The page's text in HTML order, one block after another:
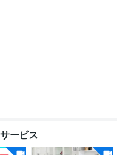
数1700名）
ービス